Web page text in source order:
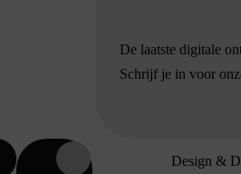
De laatste digitale
Schrijf je in voor
Design &